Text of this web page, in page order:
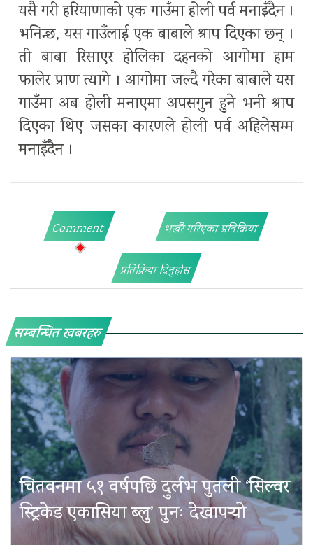
यसै गरी हरियाणाको एक गाउँमा होली पर्व मनाइँदैन ।
भनिन्छ, यस गाउँलाई एक बाबाले श्राप दिएका छन् ।
ती बाबा रिसाएर होलिका दहनको आगोमा हाम
फालेर प्राण त्यागे । आगोमा जल्दै गरेका बाबाले यस
गाउँमा अब होली मनाएमा अपसगुन हुने भनी श्राप
दिएका थिए जसका कारणले होली पर्व अहिलेसम्म
मनाइँदैन ।
Comment भर्खरै गरिएका प्रतिक्रिया
प्रतिक्रिया दिनुहोस
सम्बन्धित खबरहरु
चितवनमा ५१ वर्षपछि दुर्लभ पुतली ‘सिल्वर
स्ट्रिकेड एकासिया ब्लु’ पुनः देखापर्‍यो